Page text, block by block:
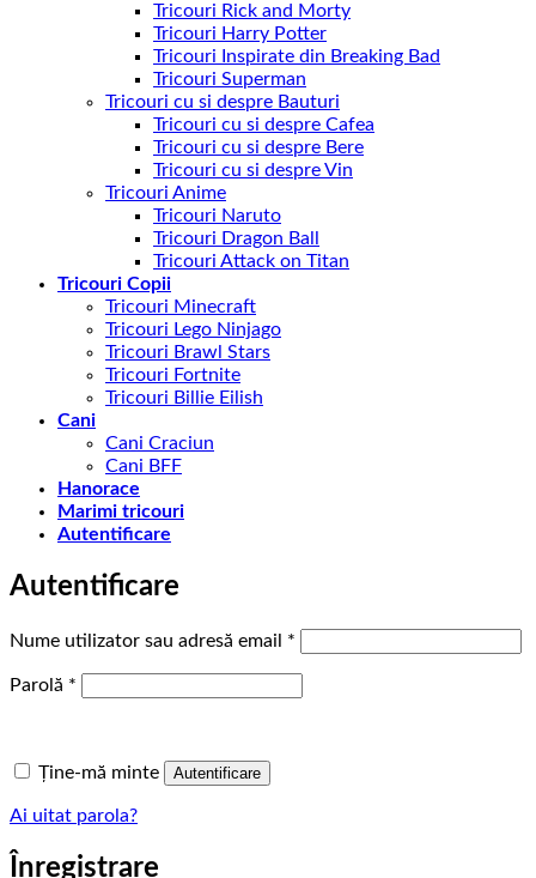
Tricouri Rick and Morty
Tricouri Harry Potter
Tricouri Inspirate din Breaking Bad
Tricouri Superman
Tricouri cu si despre Bauturi
Tricouri cu si despre Cafea
Tricouri cu si despre Bere
Tricouri cu si despre Vin
Tricouri Anime
Tricouri Naruto
Tricouri Dragon Ball
Tricouri Attack on Titan
Tricouri Copii
Tricouri Minecraft
Tricouri Lego Ninjago
Tricouri Brawl Stars
Tricouri Fortnite
Tricouri Billie Eilish
Cani
Cani Craciun
Cani BFF
Hanorace
Marimi tricouri
Autentificare
Autentificare
Nume utilizator sau adresă email *
Parolă *
Ține-mă minte Autentificare
Ai uitat parola?
Înregistrare